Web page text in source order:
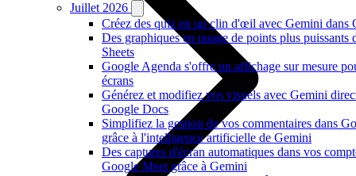
Juillet 2026
Créez des quiz en un clin d'œil avec Gemini dans
Des graphiques en nuage de points plus puissants
Sheets
Google Agenda s'offre un affichage sur mesure
écrans
Générez et modifiez vos visuels avec Gemini
Google Docs
Simplifiez la gestion de vos commentaires dans
grâce à l'intelligence artificielle de Gemini
Des captures d'écran automatiques dans vos
Google Meet grâce à Gemini